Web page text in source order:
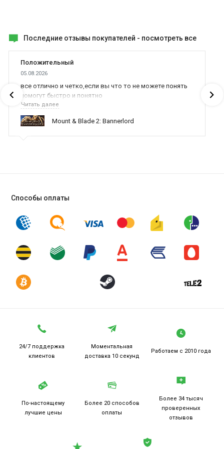
Последние отзывы покупателей - посмотреть все
Положительный
05.08.2026
все отлично и четко,если вы что то не можете понять
помогут быстро и понятно
Читать далее
Mount & Blade 2: Bannerlord
Способы оплаты
24/7 поддержка
клиентов
Моментальная
доставка 10 секунд
Работаем с 2010 года
По-настоящему
лучшие цены
Более 20 способов
оплаты
Более 34 тысяч
проверенных
отзывов